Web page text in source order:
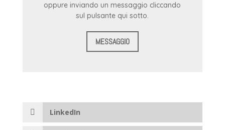
oppure inviando un messaggio cliccando
sul pulsante qui sotto.
MESSAGGIO
LinkedIn